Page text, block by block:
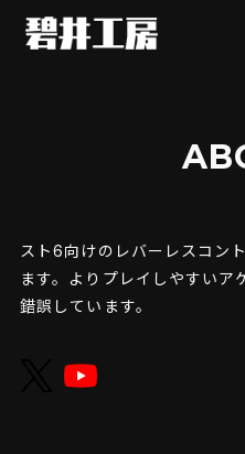
スト6向けのレバーレスコン
ます。よりプレイしやすいア
錯誤しています。